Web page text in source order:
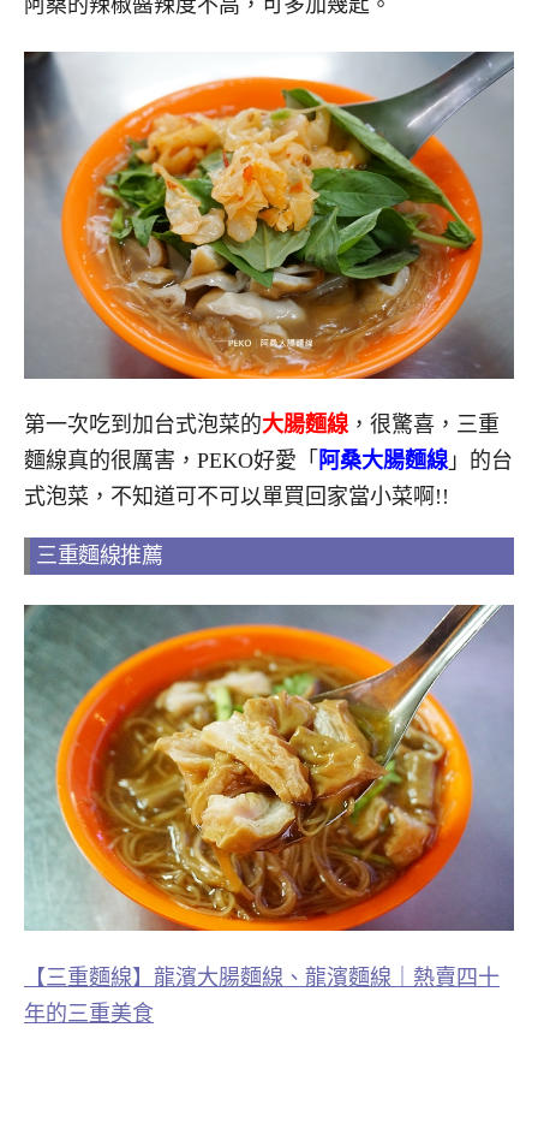
阿桑的辣椒醬辣度不高，可多加幾匙。
第一次吃到加台式泡菜的大腸麵線，很驚喜，三重
麵線真的很厲害，PEKO好愛「 阿桑大腸麵線」的台
式泡菜，不知道可不可以單買回家當小菜啊!!
三重麵線推薦
【三重麵線】龍濱大腸麵線、龍濱麵線｜熱賣四十
年的三重美食